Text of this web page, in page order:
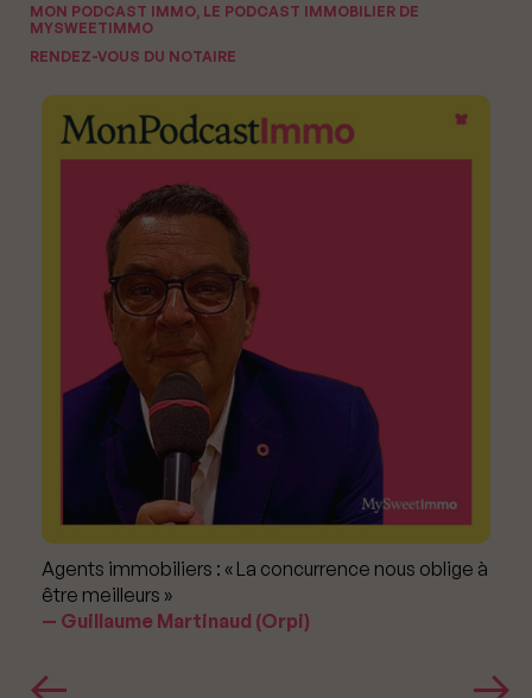
MON PODCAST IMMO, LE PODCAST IMMOBILIER DE
MYSWEETIMMO
RENDEZ-VOUS DU NOTAIRE
Agents immobiliers : « La concurrence nous oblige à
être meilleurs »
Guillaume Martinaud (Orpi)